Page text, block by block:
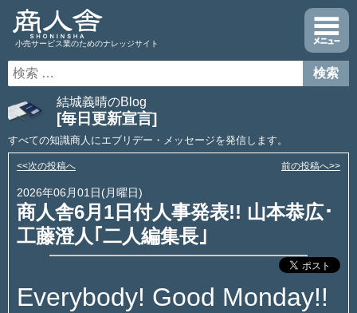
小売サービス業のためのナレッジサイト
結城義晴のBlog
[毎日更新宣言]
すべての知識商人にエブリデー・メッセージを発信します。
<<次の投稿へ 前の投稿へ>>
2026年06月01日(月曜日)
商人舎6月1日付人事発表!! 山本恭広･
工藤澄人｢二人編集長｣
Everybody! Good Monday!!